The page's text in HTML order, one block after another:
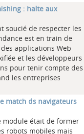
: halte aux
soucié de respecter les
est en train de
applications Web
et les développeurs
pour tenir compte des
les entreprises
match ds navigateurs
module était de former
robots mobiles mais